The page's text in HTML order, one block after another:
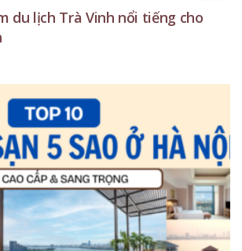
du lịch Trà Vinh nổi tiếng cho